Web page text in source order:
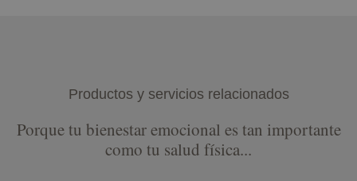
Productos y servicios relacionados
Porque tu bienestar emocional es tan importante
como tu salud física...